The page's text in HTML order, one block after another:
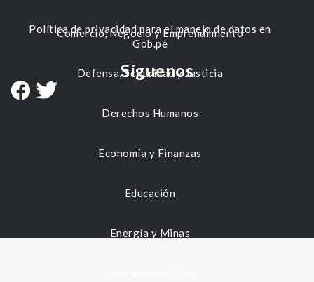
Comercio, Negocio y Emprendimiento
Defensa, Seguridad y Justicia
Derechos Humanos
Economía y Finanzas
Educación
Energía y Minas
Política de privacidad para el manejo de datos en
Gob.pe
Síguenos